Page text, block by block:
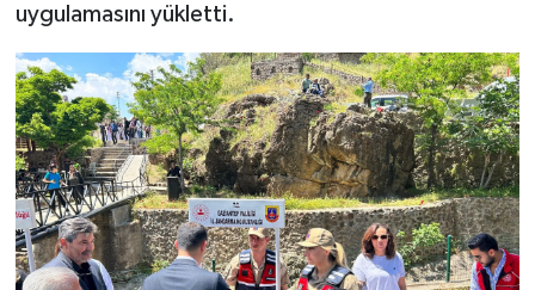
uygulamasını yükletti.
Video Haber
Yaşam
Yeme-İçme
Yemek